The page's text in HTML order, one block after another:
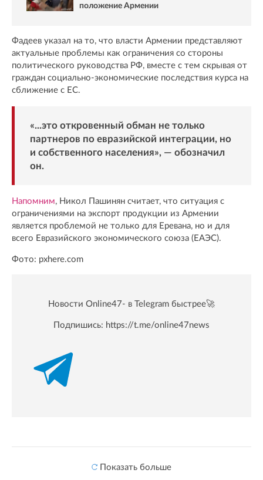
положение Армении
Фадеев указал на то, что власти Армении представляют
актуальные проблемы как ограничения со стороны
политического руководства РФ, вместе с тем скрывая от
граждан социально-экономические последствия курса на
сближение с ЕС.
«...это откровенный обман не только
партнеров по евразийской интеграции, но
и собственного населения», — обозначил
он.
Напомним, Никол Пашинян считает, что ситуация с
ограничениями на экспорт продукции из Армении
является проблемой не только для Еревана, но и для
всего Евразийского экономического союза (ЕАЭС).
Фото: pxhere.com
Новости Online47- в Telegram быстрее🚀
Подпишись: https://t.me/online47news
Показать больше